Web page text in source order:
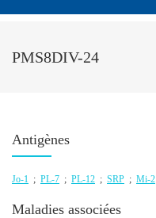
PMS8DIV-24
Antigènes
Jo-1 ; PL-7 ; PL-12 ; SRP ; Mi-2
Maladies associées